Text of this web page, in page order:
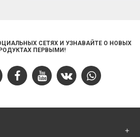
СЕТЯХ И УЗНАВАЙТЕ О НОВЫХ
ПЕРВЫМИ!